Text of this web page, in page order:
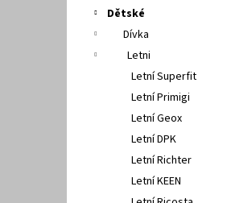
Dětské
Dívka
Letni
Letní Superfit
Letní Primigi
Letní Geox
Letní DPK
Letní Richter
Letní KEEN